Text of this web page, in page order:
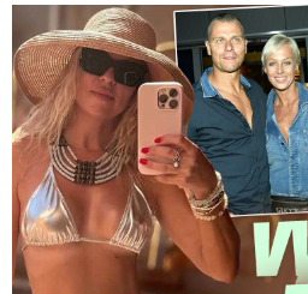
Tohle tělo nahradilo Belo: Nová